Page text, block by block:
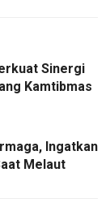
Sinergi
Kamtibmas
Ingatkan
Melaut